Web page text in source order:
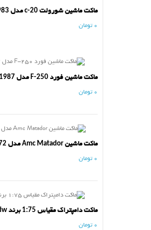
ماکت ماشین شورولت c-20 مدل 1983
0 تومان
ماکت ماشین فورد F-250 مدل 1987
0 تومان
ماکت ماشین Amc Matador مدل 1972
0 تومان
ماکت دامپتراک مقیاس 1:75 برند kdw
0 تومان